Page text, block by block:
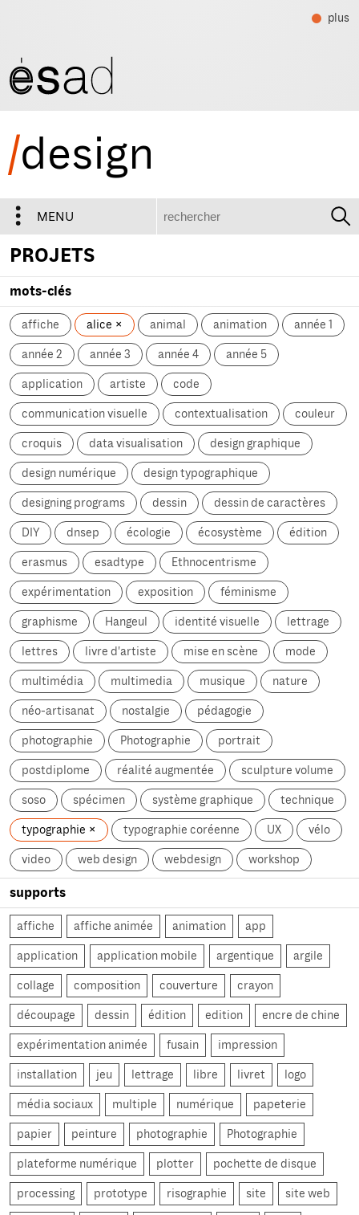
plus
/design
MENU
PROJETS
mots-clés
affiche alice animal animation année 1
année 2 année 3 année 4 année 5
application artiste code
communication visuelle contextualisation couleur
croquis data visualisation design graphique
design numérique design typographique
designing programs dessin dessin de caractères
DIY dnsep écologie écosystème édition
erasmus esadtype Ethnocentrisme
expérimentation exposition féminisme
graphisme Hangeul identité visuelle lettrage
lettres livre d'artiste mise en scène mode
multimédia multimedia musique nature
néo-artisanat nostalgie pédagogie
photographie Photographie portrait
postdiplome réalité augmentée sculpture volume
soso spécimen système graphique technique
typographie typographie coréenne UX vélo
video web design webdesign workshop
supports
affiche affiche animée animation app
application application mobile argentique argile
collage composition couverture crayon
découpage dessin édition edition encre de chine
expérimentation animée fusain impression
installation jeu lettrage libre livret logo
média sociaux multiple numérique papeterie
papier peinture photographie Photographie
plateforme numérique plotter pochette de disque
processing prototype risographie site site web